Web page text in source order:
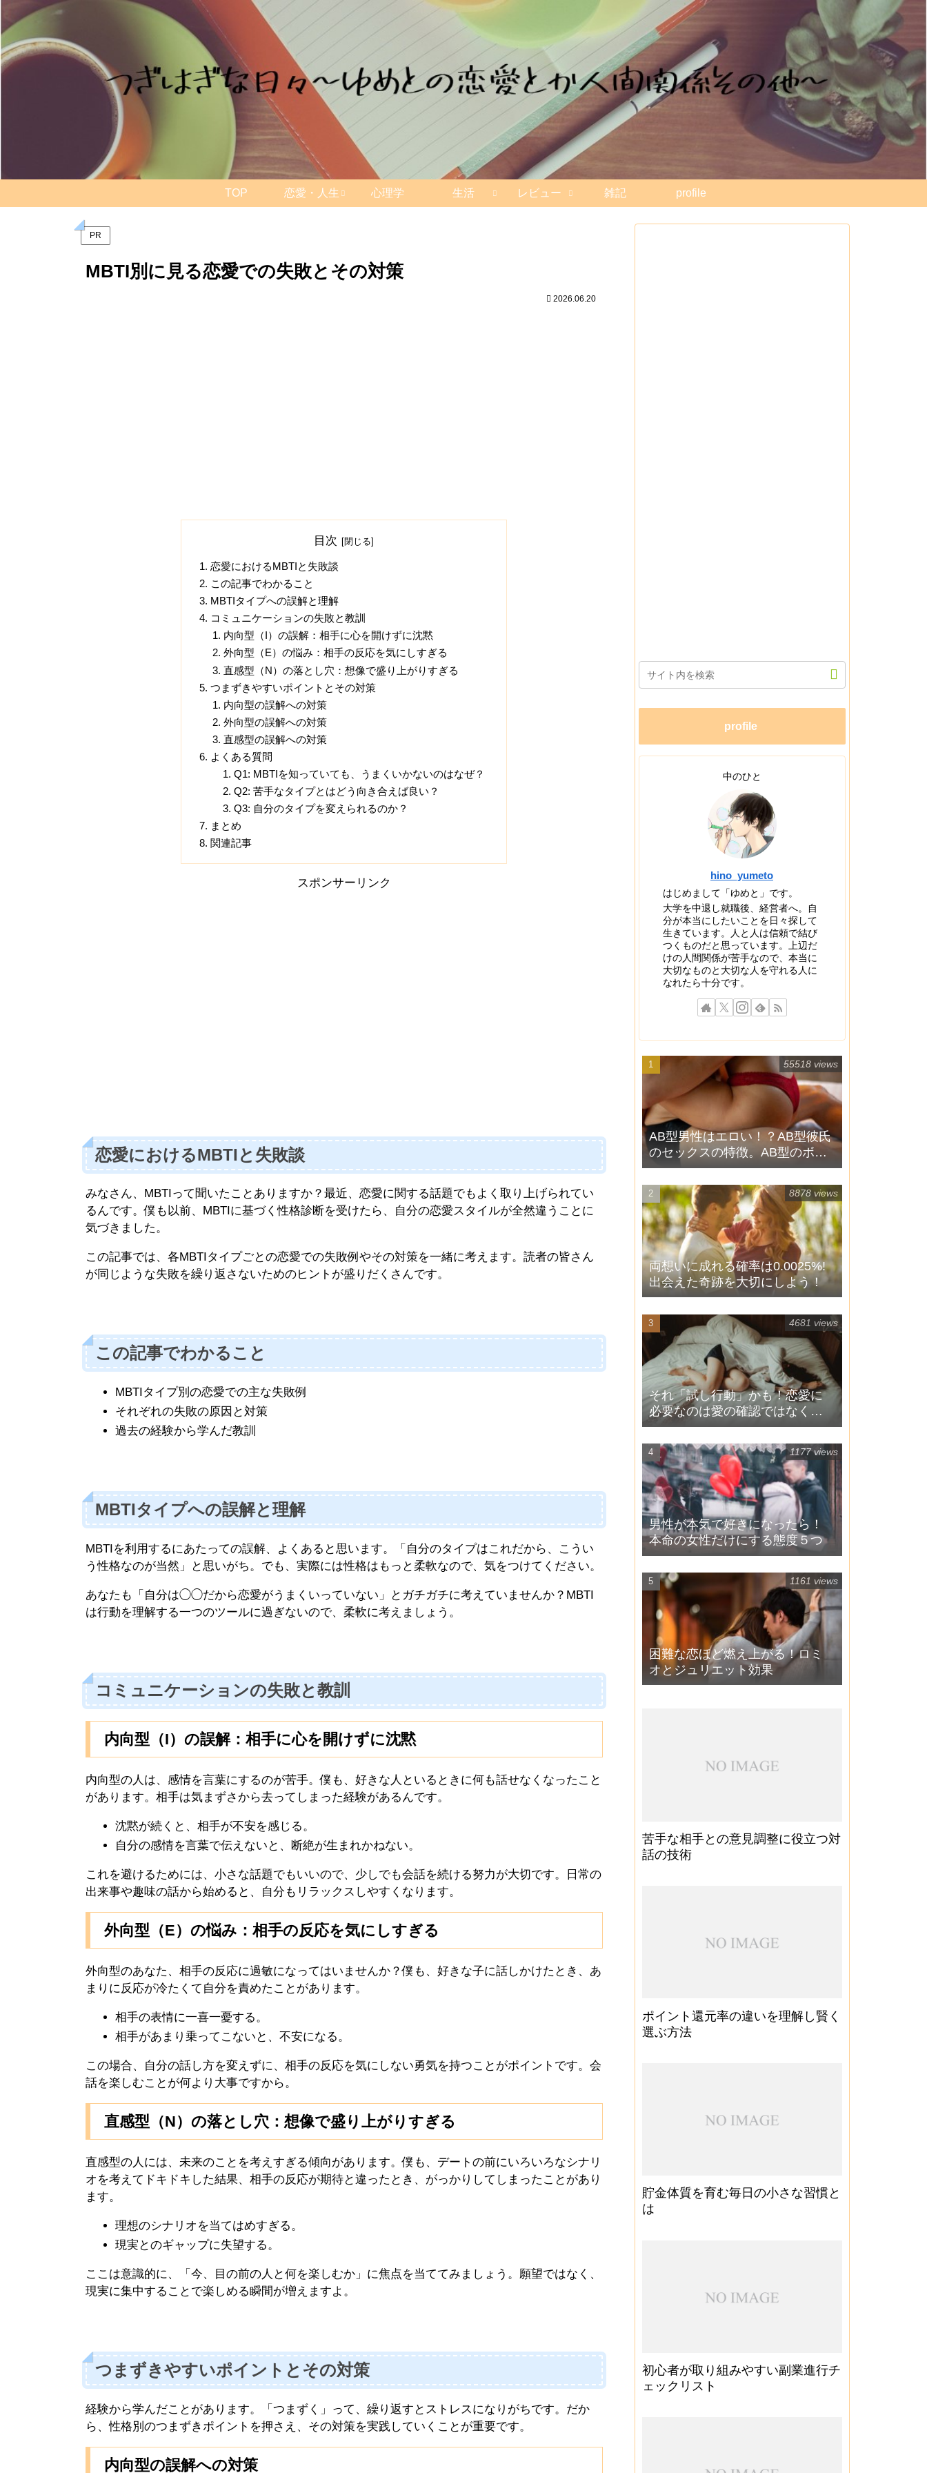
TOP 恋愛・人生 心理学 生活 レビュー 雑記 profile
PR
MBTI別に見る恋愛での失敗とその対策
2026.06.20
目次
恋愛におけるMBTIと失敗談
この記事でわかること
MBTIタイプへの誤解と理解
コミュニケーションの失敗と教訓
内向型（I）の誤解：相手に心を開けずに沈黙
外向型（E）の悩み：相手の反応を気にしすぎる
直感型（N）の落とし穴：想像で盛り上がりすぎる
つまずきやすいポイントとその対策
内向型の誤解への対策
外向型の誤解への対策
直感型の誤解への対策
よくある質問
Q1: MBTIを知っていても、うまくいかないのはなぜ？
Q2: 苦手なタイプとはどう向き合えば良い？
Q3: 自分のタイプを変えられるのか？
まとめ
関連記事
スポンサーリンク
恋愛におけるMBTIと失敗談
みなさん、MBTIって聞いたことありますか？最近、恋愛に関する話題でもよく取り上げられてい
るんです。僕も以前、MBTIに基づく性格診断を受けたら、自分の恋愛スタイルが全然違うことに
気づきました。
この記事では、各MBTIタイプごとの恋愛での失敗例やその対策を一緒に考えます。読者の皆さん
が同じような失敗を繰り返さないためのヒントが盛りだくさんです。
この記事でわかること
MBTIタイプ別の恋愛での主な失敗例
それぞれの失敗の原因と対策
過去の経験から学んだ教訓
MBTIタイプへの誤解と理解
MBTIを利用するにあたっての誤解、よくあると思います。「自分のタイプはこれだから、こうい
う性格なのが当然」と思いがち。でも、実際には性格はもっと柔軟なので、気をつけてください。
あなたも「自分は◯◯だから恋愛がうまくいっていない」とガチガチに考えていませんか？MBTI
は行動を理解する一つのツールに過ぎないので、柔軟に考えましょう。
コミュニケーションの失敗と教訓
内向型（I）の誤解：相手に心を開けずに沈黙
内向型の人は、感情を言葉にするのが苦手。僕も、好きな人といるときに何も話せなくなったこと
があります。相手は気まずさから去ってしまった経験があるんです。
沈黙が続くと、相手が不安を感じる。
自分の感情を言葉で伝えないと、断絶が生まれかねない。
これを避けるためには、小さな話題でもいいので、少しでも会話を続ける努力が大切です。日常の
出来事や趣味の話から始めると、自分もリラックスしやすくなります。
外向型（E）の悩み：相手の反応を気にしすぎる
外向型のあなた、相手の反応に過敏になってはいませんか？僕も、好きな子に話しかけたとき、あ
まりに反応が冷たくて自分を責めたことがあります。
相手の表情に一喜一憂する。
相手があまり乗ってこないと、不安になる。
この場合、自分の話し方を変えずに、相手の反応を気にしない勇気を持つことがポイントです。会
話を楽しむことが何より大事ですから。
直感型（N）の落とし穴：想像で盛り上がりすぎる
直感型の人には、未来のことを考えすぎる傾向があります。僕も、デートの前にいろいろなシナリ
オを考えてドキドキした結果、相手の反応が期待と違ったとき、がっかりしてしまったことがあり
ます。
理想のシナリオを当てはめすぎる。
現実とのギャップに失望する。
ここは意識的に、「今、目の前の人と何を楽しむか」に焦点を当ててみましょう。願望ではなく、
現実に集中することで楽しめる瞬間が増えますよ。
つまずきやすいポイントとその対策
経験から学んだことがあります。「つまずく」って、繰り返すとストレスになりがちです。だか
ら、性格別のつまずきポイントを押さえ、その対策を実践していくことが重要です。
内向型の誤解への対策
profile
中のひと
hino_yumeto
はじめまして「ゆめと」です。
大学を中退し就職後、経営者へ。自
分が本当にしたいことを日々探して
生きています。人と人は信頼で結び
つくものだと思っています。上辺だ
けの人間関係が苦手なので、本当に
大切なものと大切な人を守れる人に
なれたら十分です。
AB型男性はエロい！？AB型彼氏
のセックスの特徴。AB型のボク
が教えます！4
55518 views
両想いに成れる確率は0.0025%!
出会えた奇跡を大切にしよう！
8878 views
それ「試し行動」かも！恋愛に
必要なのは愛の確認ではなく自
信！
4681 views
男性が本気で好きになったら！
本命の女性だけにする態度５つ
1177 views
困難な恋ほど燃え上がる！ロミ
オとジュリエット効果
1161 views
苦手な相手との意見調整に役立つ対
話の技術
ポイント還元率の違いを理解し賢く
選ぶ方法
貯金体質を育む毎日の小さな習慣と
は
初心者が取り組みやすい副業進行チ
ェックリスト